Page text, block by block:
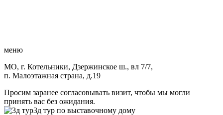
меню
МО, г. Котельники, Дзержинское ш., вл 7/7,
п. Малоэтажная страна, д.19
Просим заранее согласовывать визит, чтобы мы могли
принять вас без ожидания.
3д тур по выставочному дому